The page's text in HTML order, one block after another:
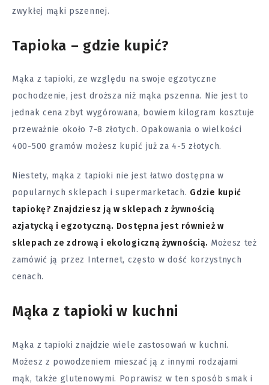
zwykłej mąki pszennej.
Tapioka – gdzie kupić?
Mąka z tapioki, ze względu na swoje egzotyczne
pochodzenie, jest droższa niż mąka pszenna. Nie jest to
jednak cena zbyt wygórowana, bowiem kilogram kosztuje
przeważnie około 7-8 złotych. Opakowania o wielkości
400-500 gramów możesz kupić już za 4-5 złotych.
Niestety, mąka z tapioki nie jest łatwo dostępna w
popularnych sklepach i supermarketach. Gdzie kupić
tapiokę? Znajdziesz ją w sklepach z żywnością
azjatycką i egzotyczną. Dostępna jest również w
sklepach ze zdrową i ekologiczną żywnością. Możesz też
zamówić ją przez Internet, często w dość korzystnych
cenach.
Mąka z tapioki w kuchni
Mąka z tapioki znajdzie wiele zastosowań w kuchni.
Możesz z powodzeniem mieszać ją z innymi rodzajami
mąk, także glutenowymi. Poprawisz w ten sposób smak i